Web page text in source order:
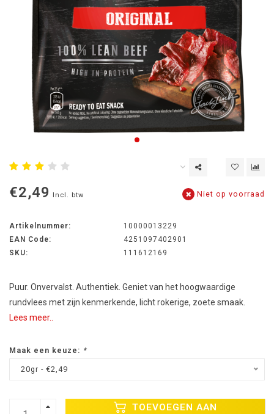
€2,49 Incl. btw Niet op voorraad
Artikelnummer:
10000013229
EAN Code:
4251097402901
SKU:
111612169
Puur. Onvervalst. Authentiek. Geniet van het hoogwaardige
rundvlees met zijn kenmerkende, licht rokerige, zoete smaak.
Lees meer..
Maak een keuze: *
20gr - €2,49
TOEVOEGEN AAN